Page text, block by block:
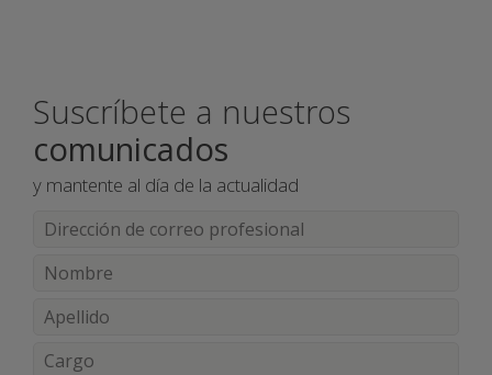
Suscríbete a nuestros
comunicados
y mantente al día de la actualidad